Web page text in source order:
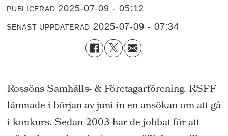
PUBLICERAD 2025-07-09 - 05:12
SENAST UPPDATERAD 2025-07-09 - 07:34
Rossöns Samhälls- & Företagarförening, RSFF
lämnade i början av juni in en ansökan om att gå
i konkurs. Sedan 2003 har de jobbat för att